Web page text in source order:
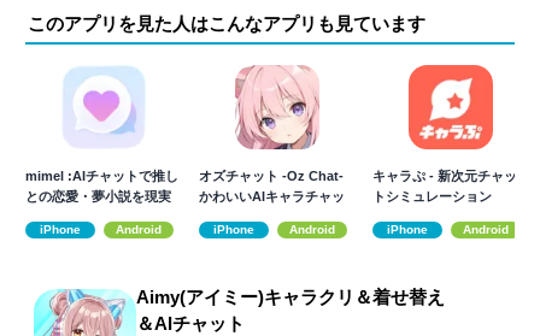
このアプリを見た人はこんなアプリも見ています
mimel :AIチャットで推し
との恋愛・夢小説を現実
iPhone Android
オズチャット -Oz Chat-
かわいいAIキャラチャッ
iPhone Android
キャラぷ - 新次元チャッ
トシミュレーション
iPhone Android
Aimy(アイミー)キャラクリ＆着せ替え
＆AIチャット